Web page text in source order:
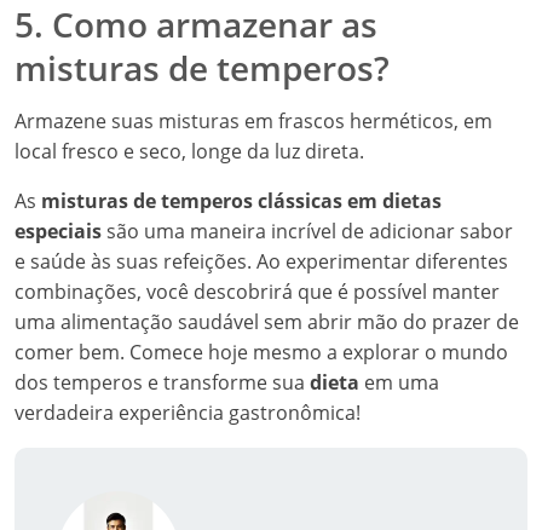
5. Como armazenar as
misturas de temperos?
Armazene suas misturas em frascos herméticos, em
local fresco e seco, longe da luz direta.
As misturas de temperos clássicas em dietas
especiaissão uma maneira incrível de adicionar sabor
e saúde às suas refeições. Ao experimentar diferentes
combinações, você descobrirá que é possível manter
uma alimentação saudável sem abrir mão do prazer de
comer bem. Comece hoje mesmo a explorar o mundo
dos temperos e transforme sua dieta em uma
verdadeira experiência gastronômica!